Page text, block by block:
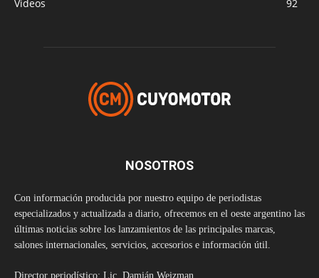
Videos
92
NOSOTROS
Con información producida por nuestro equipo de periodistas
especializados y actualizada a diario, ofrecemos en el oeste argentino las
últimas noticias sobre los lanzamientos de las principales marcas,
salones internacionales, servicios, accesorios e información útil.
Director periodístico: Lic. Damián Weizman